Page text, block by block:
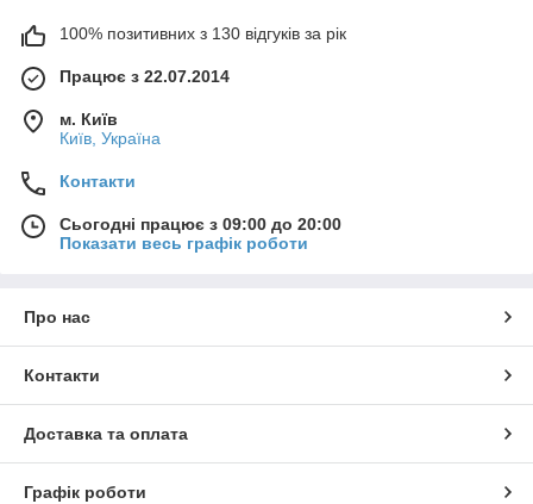
100% позитивних з 130 відгуків за рік
Працює з 22.07.2014
м. Київ
Київ, Україна
Контакти
Сьогодні працює з 09:00 до 20:00
Показати весь графік роботи
Про нас
Контакти
Доставка та оплата
Графік роботи